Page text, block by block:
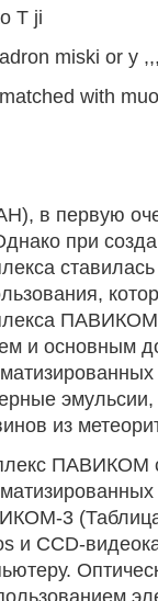
T ji
miski or у
with
в первую
при
ПАВИКОМ,
и основным
из
ПАВИКОМ
3
и CCD-